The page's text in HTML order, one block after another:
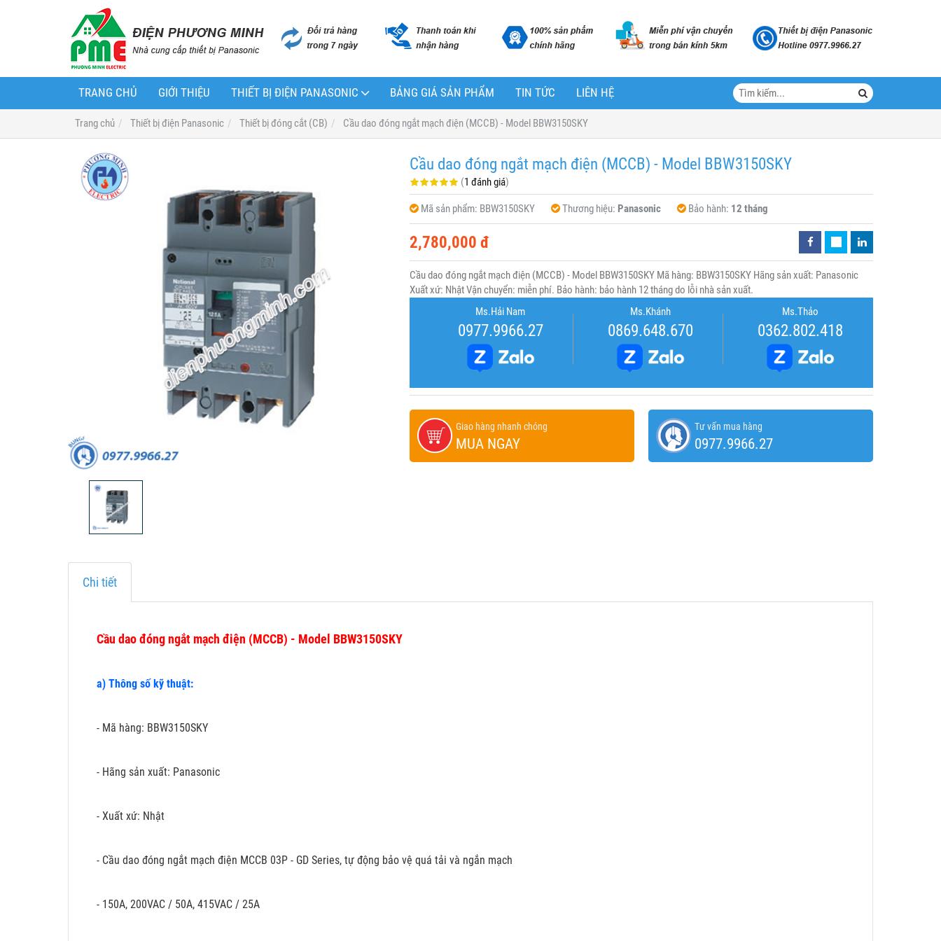
TRANG CHỦ GIỚI THIỆU THIẾT BỊ ĐIỆN PANASONIC BẢNG GIÁ SẢN PHẨM TIN TỨC LIÊN HỆ
Trang chủ Thiết bị điện Panasonic Thiết bị đóng cắt (CB) Cầu dao đóng ngắt mạch điện (MCCB) - Model BBW3150SKY
Cầu dao đóng ngắt mạch điện (MCCB) - Model BBW3150SKY
(1 đánh giá)
Mã sản phẩm: BBW3150SKY Thương hiệu: Panasonic Bảo hành: 12 tháng
2,780,000 đ
Cầu dao đóng ngắt mạch điện (MCCB) - Model BBW3150SKY Mã hàng: BBW3150SKY Hãng sản xuất: Panasonic
Xuất xứ: Nhật Vận chuyển: miễn phí. Bảo hành: bảo hành 12 tháng do lỗi nhà sản xuất.
Ms.Hải Nam
0977.9966.27
Ms.Khánh
0869.648.670
Ms.Thảo
0362.802.418
Giao hàng nhanh chóng
MUA NGAY
Tư vấn mua hàng
0977.9966.27
Chi tiết
Cầu dao đóng ngắt mạch điện (MCCB) - Model BBW3150SKY
a) Thông số kỹ thuật:
- Mã hàng: BBW3150SKY
- Hãng sản xuất: Panasonic
- Xuất xứ: Nhật
- Cầu dao đóng ngắt mạch điện MCCB 03P - GD Series, tự động bảo vệ quá tải và ngắn mạch
- 150A, 200VAC / 50A, 415VAC / 25A